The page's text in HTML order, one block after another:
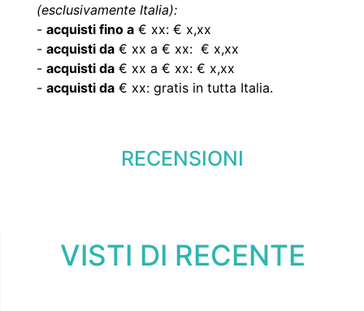
(esclusivamente Italia):
- acquisti fino a € xx: € x,xx
- acquisti da € xx a € xx: € x,xx
- acquisti da € xx a € xx: € x,xx
- acquisti da € xx: gratis in tutta Italia.
RECENSIONI
VISTI DI RECENTE